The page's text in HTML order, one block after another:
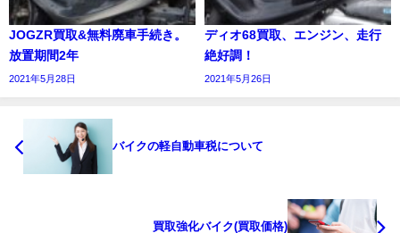
JOGZR買取&無料廃車手続き。
放置期間2年
2021年5月28日
ディオ68買取、エンジン、走行
絶好調！
2021年5月26日
バイクの軽自動車税について
買取強化バイク(買取価格)